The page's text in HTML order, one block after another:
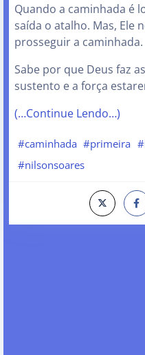
Quando a caminhada é
saída o atalho. Mas, Ele
prosseguir a caminhada.
Sabe por que Deus faz
sustento e a força
(…Continue Lendo…)
#caminhada #primeira
#nilsonsoares